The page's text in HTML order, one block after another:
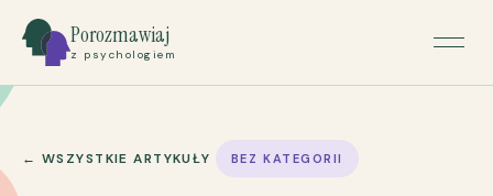
Porozmawiaj
z psychologiem
← WSZYSTKIE ARTYKUŁY BEZ KATEGORII